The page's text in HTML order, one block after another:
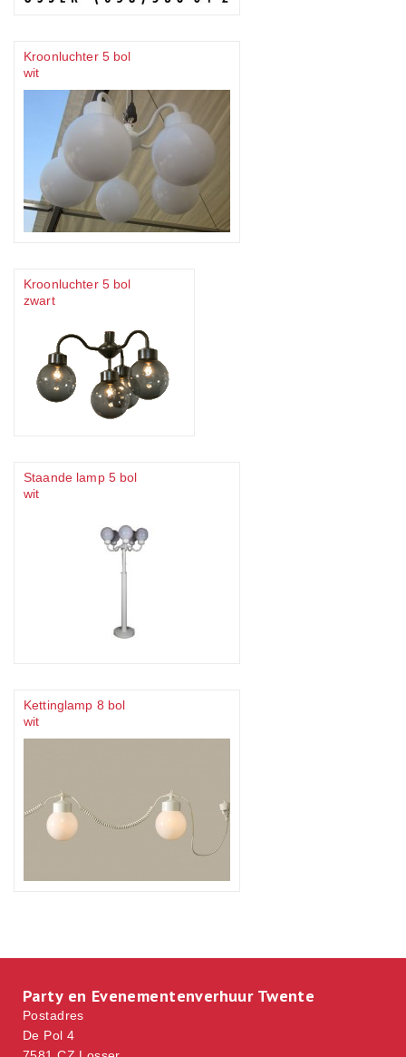
Kroonluchter 5 bol
wit
Kroonluchter 5 bol
zwart
Staande lamp 5 bol
wit
Kettinglamp 8 bol
wit
Party en Evenementenverhuur Twente
Postadres
De Pol 4